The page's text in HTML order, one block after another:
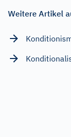
Weitere Artikel